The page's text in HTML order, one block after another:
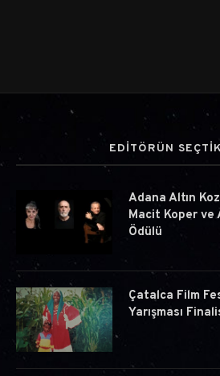
EDİTÖRÜN
Adana Altın
Macit Koper ve
Ödülü
Çatalca Film
Yarışması